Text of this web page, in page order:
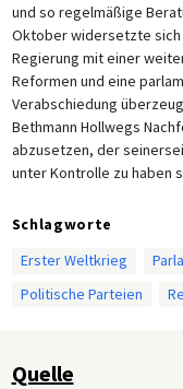
und so regelmäßige
Oktober widersetzte
Regierung mit einer
Reformen und eine
Verabschiedung
Bethmann Hollwegs
abzusetzen, der
unter Kontrolle zu haben
Schlagworte
Erster Weltkrieg
Politische Parteien
Quelle